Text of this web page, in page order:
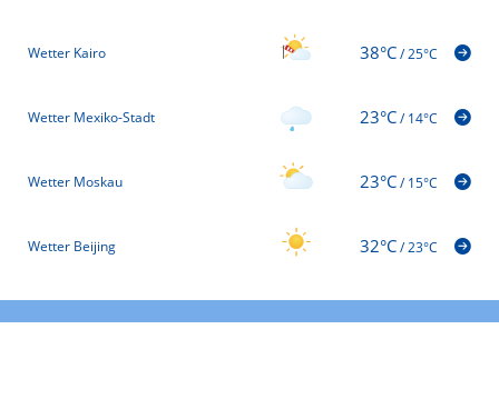
Wetter Kairo 38°C/25°C
Wetter Mexiko-Stadt 23°C/14°C
Wetter Moskau 23°C/15°C
Wetter Beijing 32°C/23°C